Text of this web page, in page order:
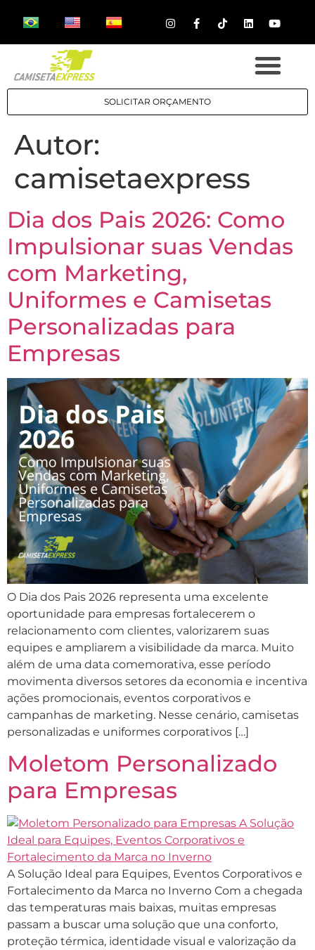
SOLICITAR ORÇAMENTO
Autor:
camisetaexpress
Dia dos Pais 2026: Como
Impulsionar suas Vendas
com Marketing,
Uniformes e Camisetas
Personalizadas para
Empresas
O Dia dos Pais 2026 representa uma excelente
oportunidade para empresas fortalecerem o
relacionamento com clientes, valorizarem suas
equipes e ampliarem a visibilidade da marca. Muito
além de uma data comemorativa, esse período
movimenta diversos setores da economia e incentiva
ações promocionais, eventos corporativos e
campanhas de marketing. Nesse cenário, camisetas
personalizadas e uniformes corporativos […]
Moletom Personalizado
para Empresas
A Solução Ideal para Equipes, Eventos Corporativos e
Fortalecimento da Marca no Inverno Com a chegada
das temperaturas mais baixas, muitas empresas
passam a buscar uma solução que una conforto,
proteção térmica, identidade visual e valorização da